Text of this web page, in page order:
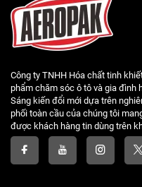
Công ty TNHH Hóa chất tinh
phẩm chăm sóc ô tô và gia đình
Sáng kiến đổi mới dựa trên
phối toàn cầu của chúng tôi
được khách hàng tin dùng trên